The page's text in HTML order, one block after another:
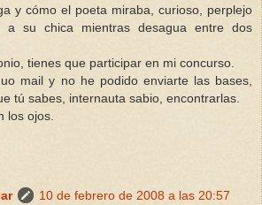
y cómo el poeta miraba, curioso, perplejo
a su chica mientras desagua entre dos
tienes que participar en mi concurso.
mail y no he podido enviarte las bases,
tú sabes, internauta sabio, encontrarlas.
los ojos.
10 de febrero de 2008 a las 20:57